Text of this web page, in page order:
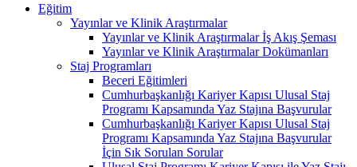
Eğitim
Yayınlar ve Klinik Araştırmalar
Yayınlar ve Klinik Araştırmalar İş Akış Şeması
Yayınlar ve Klinik Araştırmalar Dokümanları
Staj Programları
Beceri Eğitimleri
Cumhurbaşkanlığı Kariyer Kapısı Ulusal Staj
Programı Kapsamında Yaz Stajına Başvurular
Cumhurbaşkanlığı Kariyer Kapısı Ulusal Staj
Programı Kapsamında Yaz Stajına Başvurular
İçin Sık Sorulan Sorular